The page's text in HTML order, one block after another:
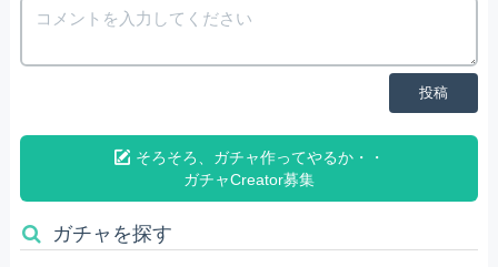
投稿
そろそろ、ガチャ作ってやるか・・
ガチャCreator募集
ガチャを探す